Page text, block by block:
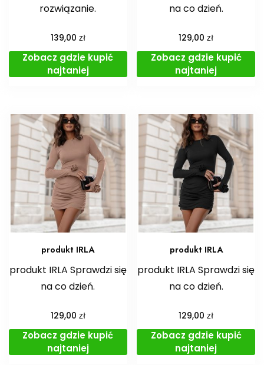
rozwiązanie.
139,00 zł
Zobacz gdzie kupić
najtaniej
na co dzień.
129,00zł
Zobacz gdzie kupić
najtaniej
produkt IRLA
produkt IRLA Sprawdzi się
na co dzień.
129,00 zł
Zobacz gdzie kupić
najtaniej
produkt IRLA
produkt IRLA Sprawdzi się
na co dzień.
129,00zł
Zobacz gdzie kupić
najtaniej